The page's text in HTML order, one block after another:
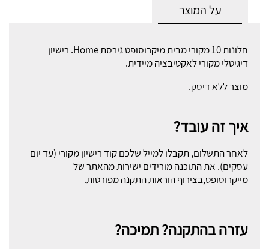
על המוצר
חלונות 10 מקורי מבית מיקרוסופט גירסת Home. רישיון
דיגיטלי מקורי לאקטיבציה מיידית.
מוצר ללא דיסק.
איך זה עובד?
לאחר התשלום, תקבלו למייל שלכם קוד רישיון מקורי (עד יום
עסקים). את התוכנה מורידים ישירות מהאתר של
מייקרוסופט,בצירוף הוראות התקנה מפורטות.
עזרה בהתקנה? תמיכה?